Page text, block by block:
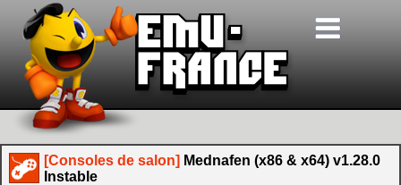
[Consoles de salon] Mednafen (x86 & x64) v1.28.0
Instable